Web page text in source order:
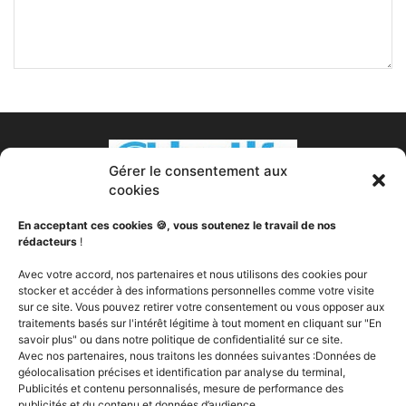
À PROPOS DE NOUS
Votre transformation est notre passion. Nous sommes
votre partenaire fitness, votre nutritionniste, votre coach
sportif, votre expert en compléments alimentaires, votre
soutien. Objectifs Fitness a pour vocation de vous aider à
changer, peut importe votre ou vos objectifs, vous fournir
Gérer le consentement aux
cookies
En acceptant ces cookies 🍪, vous soutenez le travail de nos
rédacteurs !
Avec votre accord, nos partenaires et nous utilisons des cookies pour
stocker et accéder à des informations personnelles comme votre visite
sur ce site. Vous pouvez retirer votre consentement ou vous opposer aux
traitements basés sur l'intérêt légitime à tout moment en cliquant sur "En
savoir plus" ou dans notre politique de confidentialité sur ce site.
Avec nos partenaires, nous traitons les données suivantes :Données de
géolocalisation précises et identification par analyse du terminal,
Publicités et contenu personnalisés, mesure de performance des